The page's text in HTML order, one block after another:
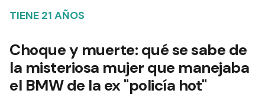
TIENE 21 AÑOS
Choque y muerte: qué se sabe de
la misteriosa mujer que manejaba
el BMW de la ex "policía hot"